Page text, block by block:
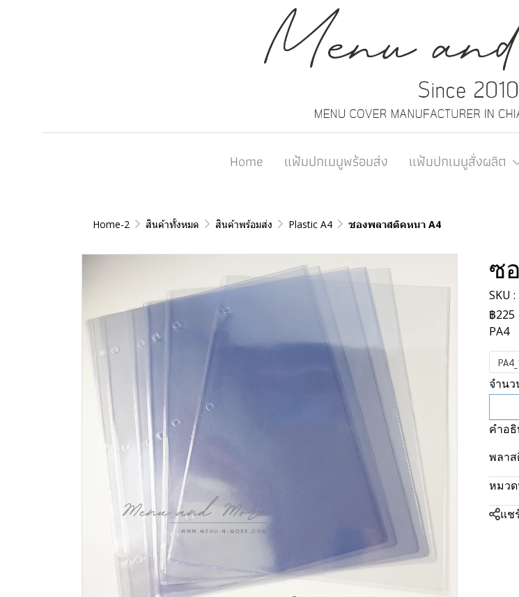
Home แฟ้มปกเมนูพร้อมส่ง แฟ้มปกเมนูสั่งผลิต
Home-2 สินค้าทั้งหมด สินค้าพร้อมส่ง Plastic A4 ซองพลาสติคหนา A4
ซ
SKU :
฿225
PA4
จำน
คำอ
พลา
หมว
แช